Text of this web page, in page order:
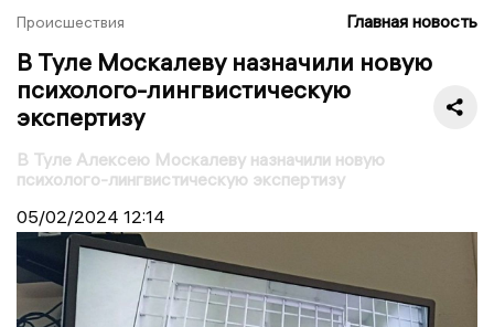
Происшествия Главная новость
В Туле Москалеву назначили новую
психолого-лингвистическую
экспертизу
В Туле Алексею Москалеву назначили новую
психолого-лингвистическую экспертизу
05/02/2024 12:14